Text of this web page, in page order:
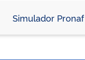
Simulador Pronaf